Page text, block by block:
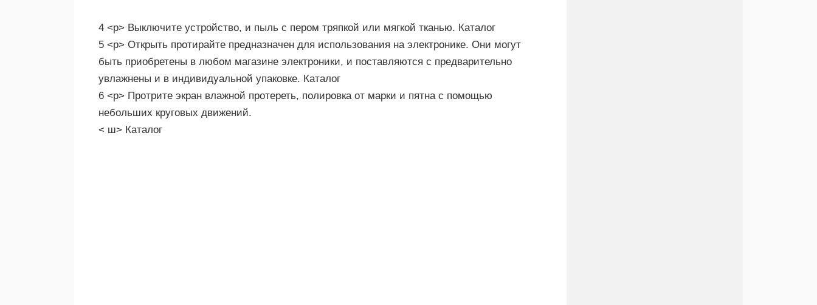
4 <р> Выключите устройство, и пыль с пером тряпкой или мягкой тканью. Каталог
5 <р> Открыть протирайте предназначен для использования на электронике. Они могут
быть приобретены в любом магазине электроники, и поставляются с предварительно
увлажнены и в индивидуальной упаковке. Каталог
6 <р> Протрите экран влажной протереть, полировка от марки и пятна с помощью
небольших круговых движений.
< ш> Каталог